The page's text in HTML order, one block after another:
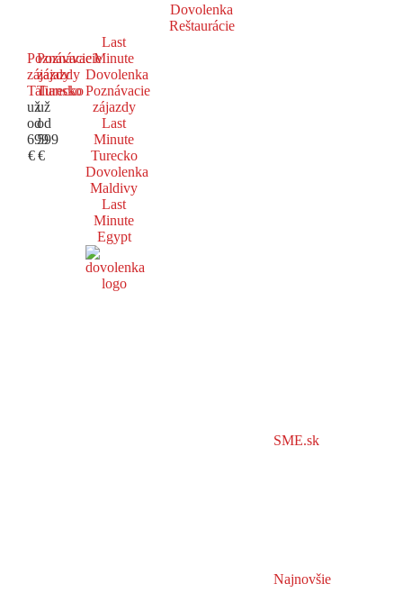
Dovolenka
Reštaurácie
Poznávacie
zájazdy
Taliansko
už
od
699
€
Poznávacie
zájazdy
Turecko
už
od
599
€
Last
Minute
Dovolenka
Poznávacie
zájazdy
Last
Minute
Turecko
Dovolenka
Maldivy
Last
Minute
Egypt
SME.sk
Najnovšie